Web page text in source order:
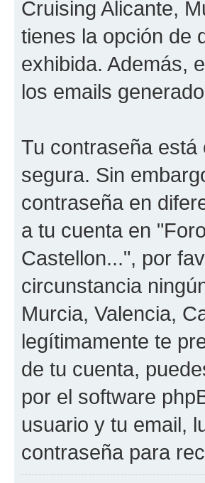
Cruising Alicante,
tienes la opción de
exhibida. Además,
los emails
Tu contraseña
segura. Sin
contraseña en
a tu cuenta en
Castellon...", por
circunstancia
Murcia, Valencia,
legítimamente te
de tu cuenta,
por el software
usuario y tu email,
contraseña para